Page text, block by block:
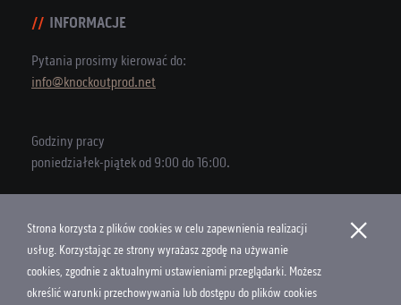
INFORMACJE
Pytania prosimy kierować do:
info@knockoutprod.net
Godziny pracy
poniedziałek-piątek od 9:00 do 16:00.
Copyright © 2026 Knock Out Productions
Polityka Cookies
Strona korzysta z plików cookies w celu zapewnienia realizacji
usług. Korzystając ze strony wyrażasz zgodę na używanie
cookies, zgodnie z aktualnymi ustawieniami przeglądarki. Możesz
określić warunki przechowywania lub dostępu do plików cookies
×